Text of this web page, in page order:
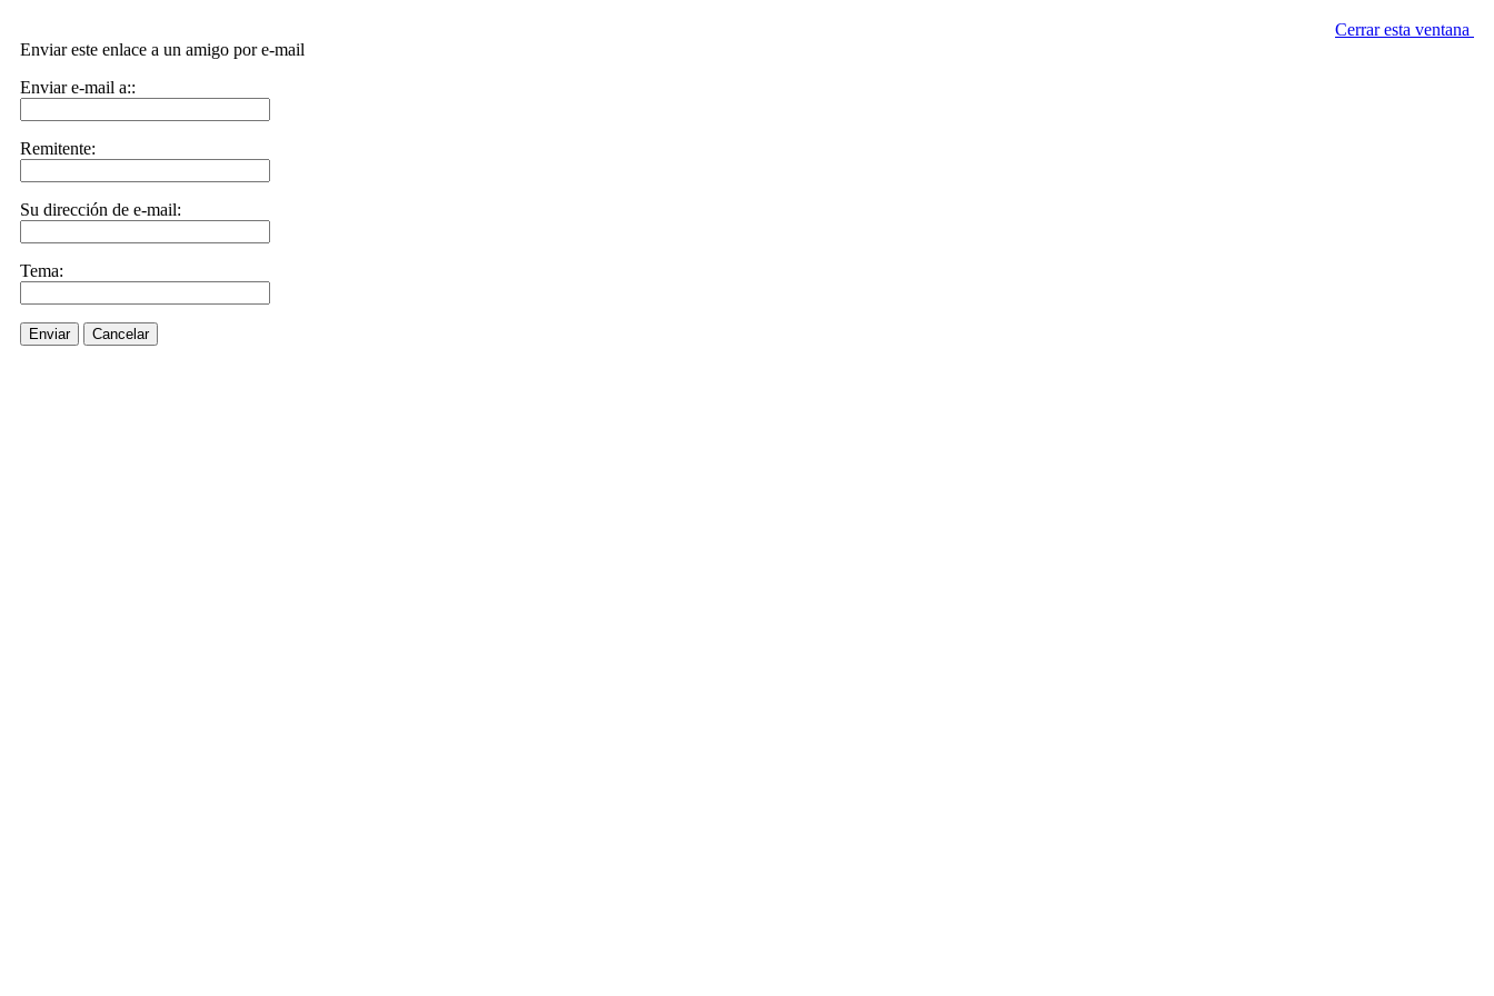
Cerrar esta ventana
Enviar este enlace a un amigo por e-mail
Enviar e-mail a::
Remitente:
Su dirección de e-mail:
Tema:
Enviar Cancelar